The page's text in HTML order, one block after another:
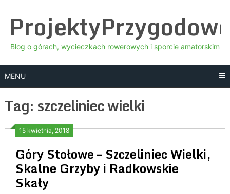
content
Blog o górach, wycieczkach rowerowych i sporcie amatorskim
MENU
Tag: szczeliniec wielki
15 kwietnia, 2018
Góry Stołowe – Szczeliniec Wielki,
Skalne Grzyby i Radkowskie
Skały